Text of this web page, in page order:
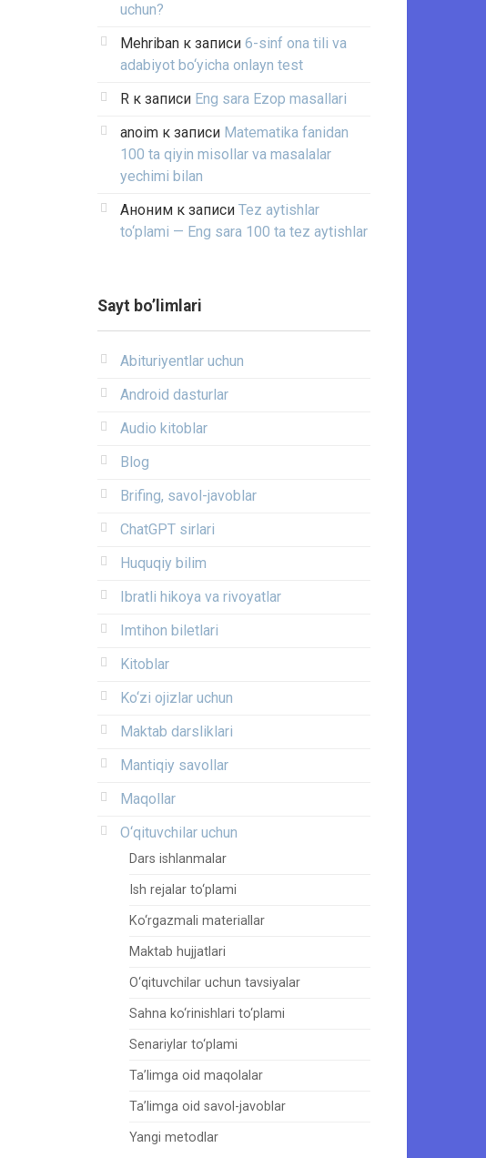
uchun?
Mehriban к записи 6-sinf ona tili va
adabiyot bo‘yicha onlayn test
R к записи Eng sara Ezop masallari
anoim к записи Matematika fanidan
100 ta qiyin misollar va masalalar
yechimi bilan
Аноним к записи Tez aytishlar
to‘plami — Eng sara 100 ta tez aytishlar
Sayt bo’limlari
Abituriyentlar uchun
Android dasturlar
Audio kitoblar
Blog
Brifing, savol-javoblar
ChatGPT sirlari
Huquqiy bilim
Ibratli hikoya va rivoyatlar
Imtihon biletlari
Kitoblar
Ko‘zi ojizlar uchun
Maktab darsliklari
Mantiqiy savollar
Maqollar
O‘qituvchilar uchun
Dars ishlanmalar
Ish rejalar to‘plami
Ko‘rgazmali materiallar
Maktab hujjatlari
O‘qituvchilar uchun tavsiyalar
Sahna ko‘rinishlari to‘plami
Senariylar to‘plami
Ta’limga oid maqolalar
Ta’limga oid savol-javoblar
Yangi metodlar